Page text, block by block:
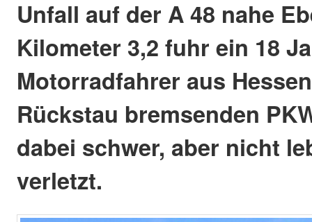
Unfall auf der A 48 nahe
Kilometer 3,2 fuhr ein 18
Motorradfahrer aus
Rückstau bremsenden
dabei schwer, aber nicht
verletzt.